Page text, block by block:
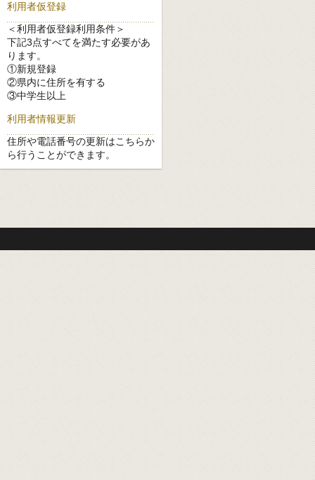
利用者仮登録
＜利用者仮登録利用条件＞
下記3点すべてを満たす必要があ
ります。
①新規登録
②県内に住所を有する
③中学生以上
利用者情報更新
住所や電話番号の更新はこちらか
ら行うことができます。